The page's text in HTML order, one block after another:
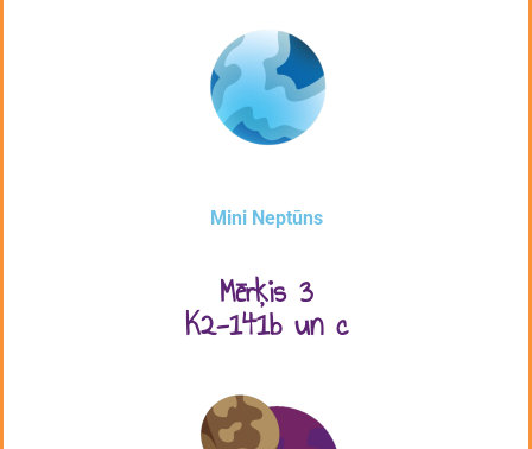
Mini Neptūns
Mērķis 3
K2-141b un c